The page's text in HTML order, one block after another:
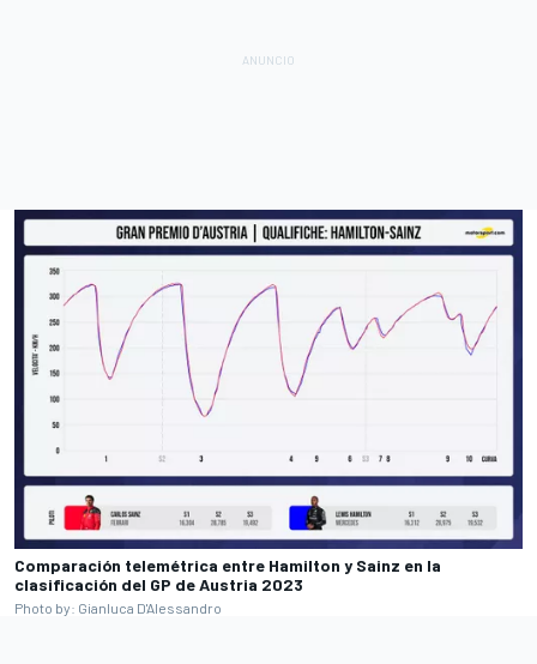
Comparación telemétrica entre Hamilton y Sainz en la
clasificación del GP de Austria 2023
Photo by: Gianluca D'Alessandro